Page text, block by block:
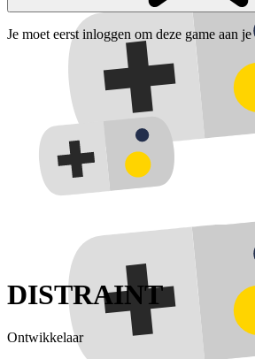
Je moet eerst inloggen om deze game aan
DISTRAINT
Ontwikkelaar